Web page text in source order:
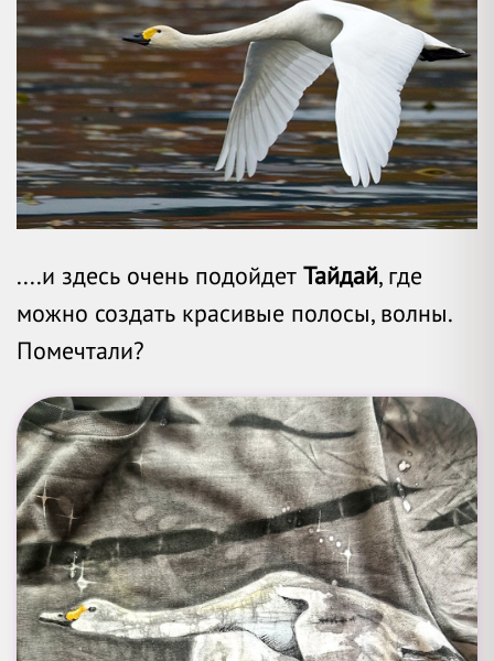
....и здесь очень подойдет Тайдай, где
можно создать красивые полосы, волны.
Помечтали?